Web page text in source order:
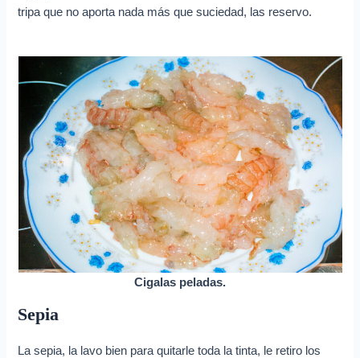
tripa que no aporta nada más que suciedad, las reservo.
Cigalas peladas.
Sepia
La sepia, la lavo bien para quitarle toda la tinta, le retiro los